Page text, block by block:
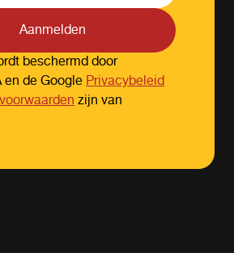
Aanmelden
beschermd door
en de GooglePrivacybeleid
zijn van